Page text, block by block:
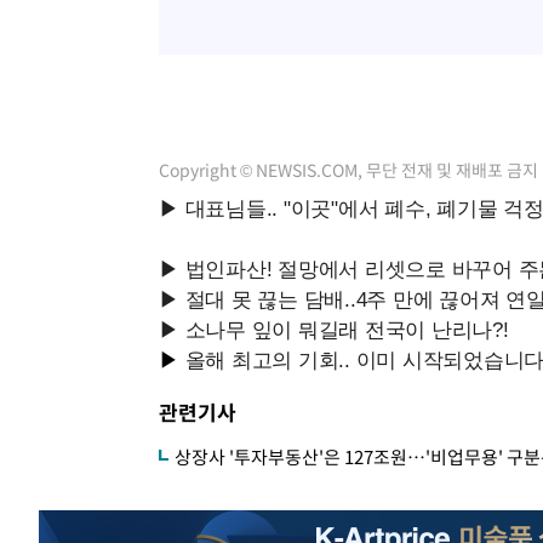
Copyright © NEWSIS.COM, 무단 전재 및 재배포 금지
관련기사
상장사 '투자부동산'은 127조원…'비업무용' 구